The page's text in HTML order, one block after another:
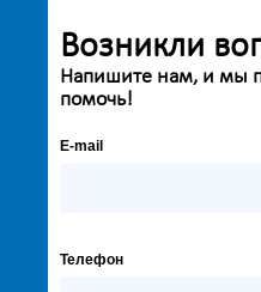
Возникли
Напишите нам, и мы
помочь!
E-mail
Телефон